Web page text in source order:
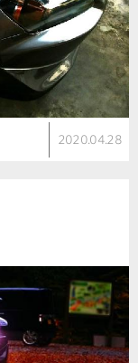
2020.04.28